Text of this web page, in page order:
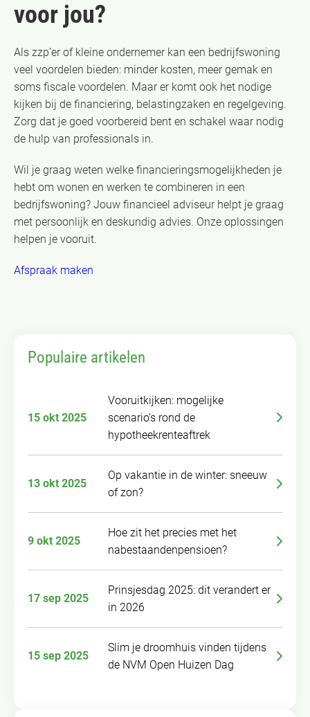
voor jou?
Als zzp’er of kleine ondernemer kan een bedrijfswoning
veel voordelen bieden: minder kosten, meer gemak en
soms fiscale voordelen. Maar er komt ook het nodige
kijken bij de financiering, belastingzaken en regelgeving.
Zorg dat je goed voorbereid bent en schakel waar nodig
de hulp van professionals in.
Wil je graag weten welke financieringsmogelijkheden je
hebt om wonen en werken te combineren in een
bedrijfswoning? Jouw financieel adviseur helpt je graag
met persoonlijk en deskundig advies. Onze oplossingen
helpen je vooruit.
Afspraak maken
Populaire artikelen
15 okt 2025
Vooruitkijken: mogelijke
scenario’s rond de
hypotheekrenteaftrek
13 okt 2025
Op vakantie in de winter: sneeuw
of zon?
9 okt 2025
Hoe zit het precies met het
nabestaandenpensioen?
17 sep 2025
Prinsjesdag 2025: dit verandert er
in 2026
15 sep 2025
Slim je droomhuis vinden tijdens
de NVM Open Huizen Dag